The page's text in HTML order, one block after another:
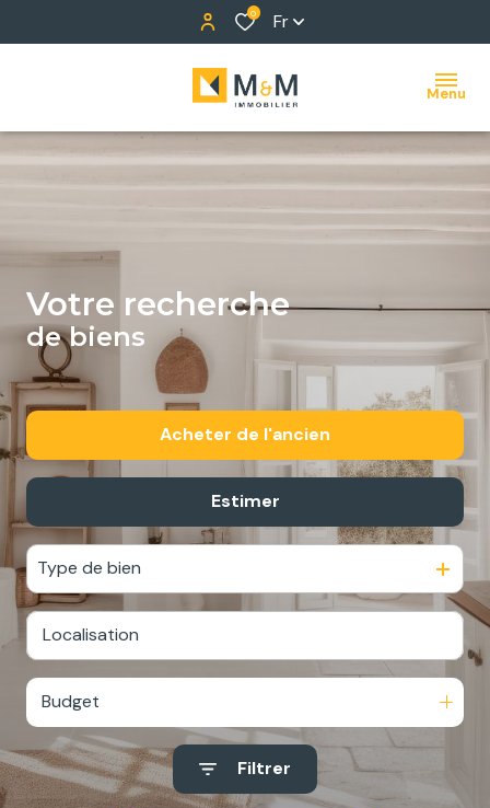
0 Fr
Menu
votre recherche
de biens
Acheter de l'ancien
De l'immo pro
Estimer
Type de bien
Budget
Filtrer